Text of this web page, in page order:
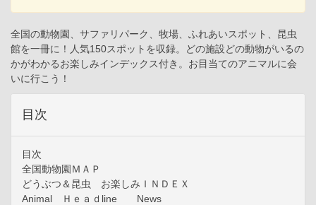
全国の動物園、サファリパーク、牧場、ふれあいスポット、昆虫
館を一冊に！人気150スポットを収録。どの施設どの動物がいるの
かがわかるお楽しみインデックス付き。お目当てのアニマルに会
いに行こう！
目次
目次
全国動物園ＭＡＰ
どうぶつ＆昆虫 お楽しみＩＮＤＥＸ
Animal Ｈｅａｄline News